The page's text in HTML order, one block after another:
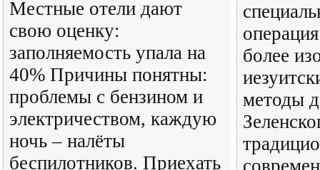
Местные отели дают
свою оценку:
заполняемость упала на
40% Причины понятны:
проблемы с бензином и
электричеством, каждую
ночь – налёты
беспилотников. Приехать
более
методы